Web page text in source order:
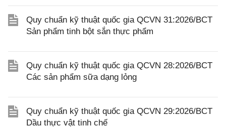
Quy chuẩn kỹ thuật quốc gia QCVN 31:2026/BCT
Sản phẩm tinh bột sắn thực phẩm
Quy chuẩn kỹ thuật quốc gia QCVN 28:2026/BCT
Các sản phẩm sữa dạng lỏng
Quy chuẩn kỹ thuật quốc gia QCVN 29:2026/BCT
Dầu thực vật tinh chế